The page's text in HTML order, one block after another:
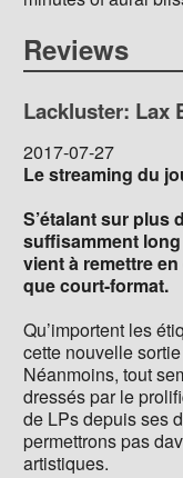
Reviews
Lackluster: Lax
2017-07-27
Le streaming du
S’étalant sur plus
suffisamment
vient à remettre
que court-format.
Qu’importent les
cette nouvelle
Néanmoins, tout
dressés par le
de LPs depuis ses
permettrons pas
artistiques.